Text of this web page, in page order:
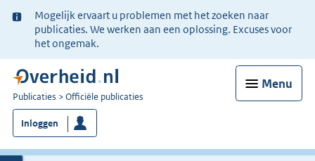
Ter
informatie:
Mogelijk ervaart u problemen met het zoeken naar
publicaties. We werken aan een oplossing. Excuses voor
het ongemak.
Menu
U
bent
nu
hier:
Publicaties Officiële publicaties
Inloggen